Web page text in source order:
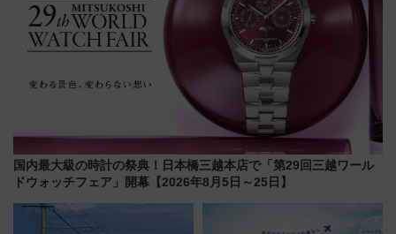
国内最大級の時計の祭典！日本橋三越本店で「第29回三越ワール
ドウォッチフェア」開幕【2026年8月5日～25日】